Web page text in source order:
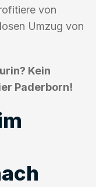
von
Umzug von
Kein
Paderborn!